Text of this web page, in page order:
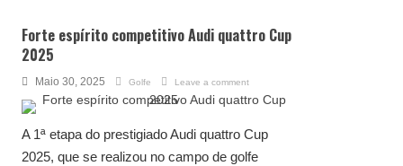
Forte espírito competitivo Audi quattro Cup
2025
Maio 30, 2025 Golfe Leave a comment
A 1ª etapa do prestigiado Audi quattro Cup
2025, que se realizou no campo de golfe